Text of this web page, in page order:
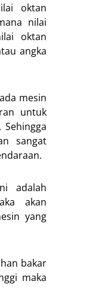
oktan
nilai
oktan
angka
mesin
untuk
sangat
adalah
akan
yang
bakar
maka